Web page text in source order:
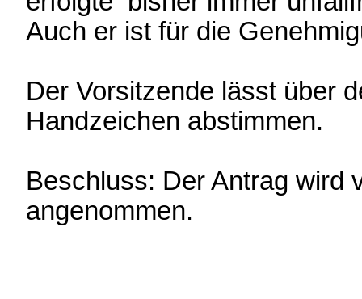
Auch er ist für die
Der Vorsitzende lässt über
Handzeichen abstimmen.
Beschluss: Der Antrag wird
angenommen.